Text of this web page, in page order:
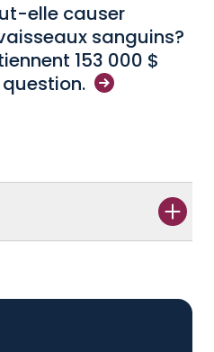
elle causer
sanguins?
153 000 $
question.